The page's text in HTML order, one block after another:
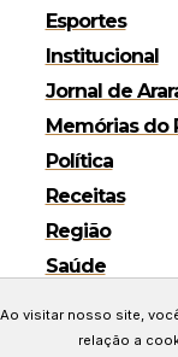
Esportes
Institucional
Jornal de
Memórias do
Política
Receitas
Região
Saúde
Copyright
direitos
Ao visitar nosso site,
relação a